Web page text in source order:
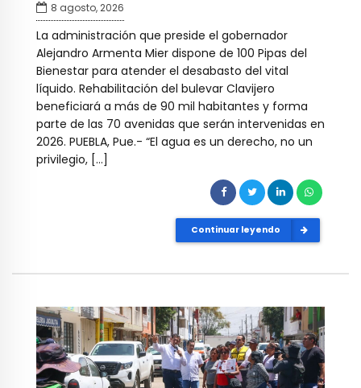
8 agosto, 2026
La administración que preside el gobernador
Alejandro Armenta Mier dispone de 100 Pipas del
Bienestar para atender el desabasto del vital
líquido. Rehabilitación del bulevar Clavijero
beneficiará a más de 90 mil habitantes y forma
parte de las 70 avenidas que serán intervenidas en
2026. PUEBLA, Pue.- “El agua es un derecho, no un
privilegio, […]
Continuar leyendo